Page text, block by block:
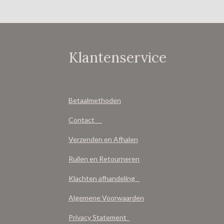
Klantenservice
Betaalmethoden
Contact
Verzenden en Afhalen
Ruilen en Retourneren
Klachten afhandeling
Algemene Voorwaarden
Privacy Statement